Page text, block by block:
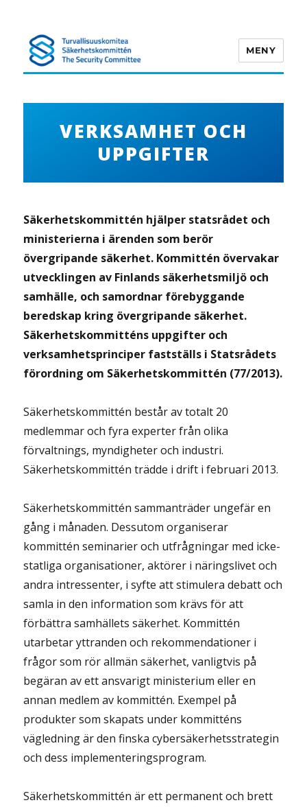
MENY
VERKSAMHET OCH
UPPGIFTER
Säkerhetskommittén hjälper statsrådet och
ministerierna i ärenden som berör
övergripande säkerhet. Kommittén övervakar
utvecklingen av Finlands säkerhetsmiljö och
samhälle, och samordnar förebyggande
beredskap kring övergripande säkerhet.
Säkerhetskommitténs uppgifter och
verksamhetsprinciper fastställs i Statsrådets
förordning om Säkerhetskommittén (77/2013).
Säkerhetskommittén består av totalt 20
medlemmar och fyra experter från olika
förvaltnings, myndigheter och industri.
Säkerhetskommittén trädde i drift i februari 2013.
Säkerhetskommittén sammanträder ungefär en
gång i månaden. Dessutom organiserar
kommittén seminarier och utfrågningar med icke-
statliga organisationer, aktörer i näringslivet och
andra intressenter, i syfte att stimulera debatt och
samla in den information som krävs för att
förbättra samhällets säkerhet. Kommittén
utarbetar yttranden och rekommendationer i
frågor som rör allmän säkerhet, vanligtvis på
begäran av ett ansvarigt ministerium eller en
annan medlem av kommittén. Exempel på
produkter som skapats under kommitténs
vägledning är den finska cybersäkerhetsstrategin
och dess implementeringsprogram.
Säkerhetskommittén är ett permanent och brett